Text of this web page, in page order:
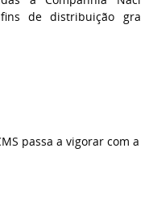
fins de distribuição
passa a vigorar com a